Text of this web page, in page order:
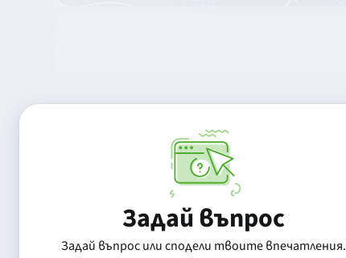
Задай въпрос
Задай въпрос или сподели твоите впечатления.